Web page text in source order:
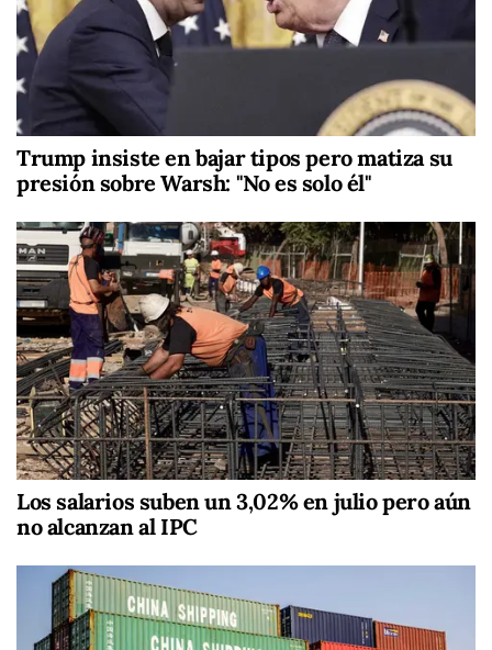
Trump insiste en bajar tipos pero matiza su
presión sobre Warsh: "No es solo él"
Los salarios suben un 3,02% en julio pero aún
no alcanzan al IPC